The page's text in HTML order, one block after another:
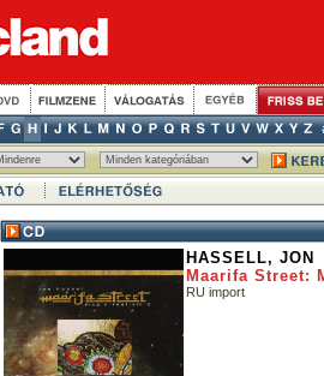
HASSELL, JON
Maarifa Street:
RU import